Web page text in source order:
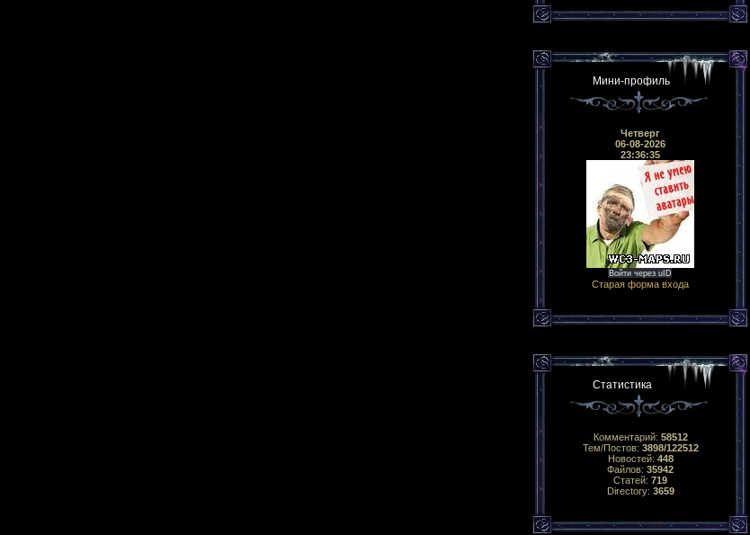
Мини-профиль
Четверг
06-08-2026
23:36:35
Войти через uID
Старая форма входа
Статистика
Комментарий: 58512
Тем/Постов: 3898/122512
Новостей: 448
Файлов: 35942
Статей: 719
Directory: 3659